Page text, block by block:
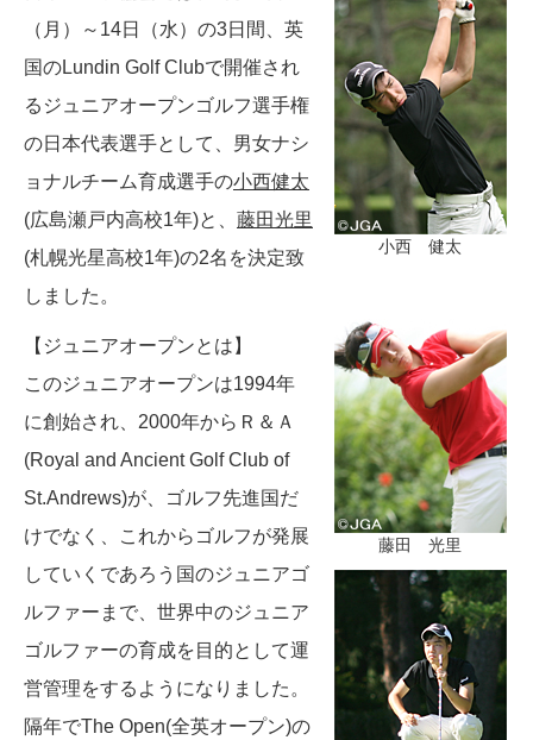
小西 健太
藤田 光里
（月）～14日（水）の3日間、英
国のLundin Golf Clubで開催され
るジュニアオープンゴルフ選手権
の日本代表選手として、男女ナシ
ョナルチーム育成選手の小西健太
(広島瀬戸内高校1年)と、 藤田光里
(札幌光星高校1年)の2名を決定致
しました。
【ジュニアオープンとは】
このジュニアオープンは1994年
に創始され、2000年からＲ＆Ａ
(Royal and Ancient Golf Club of
St.Andrews)が、ゴルフ先進国だ
けでなく、これからゴルフが発展
していくであろう国のジュニアゴ
ルファーまで、世界中のジュニア
ゴルファーの育成を目的として運
営管理をするようになりました。
隔年でThe Open(全英オープン)の